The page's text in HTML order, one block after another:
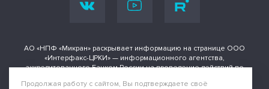
АО «НПФ «Микран» раскрывает информацию на странице ООО
«Интерфакс-ЦРКИ» — информационного агентства,
аккредитованного Банком России на проведение действий по
инструментах.
Продолжая работу с сайтом, Вы подтверждаете своё